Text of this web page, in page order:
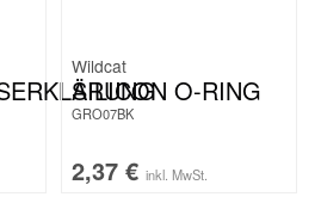
Wildcat
SILICON O-RING
GRO07BK
2,37 € inkl. MwSt.